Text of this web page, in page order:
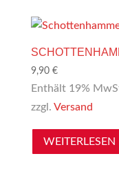
9,90 €
Enthält 19%
zzgl. Versand
WEITERLESEN